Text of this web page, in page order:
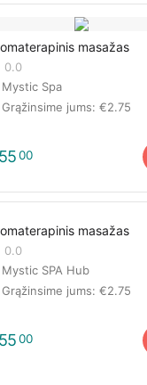
masažas
0.0
Mystic Spa
Grąžinsime jums: €2.75
5500
masažas
0.0
Mystic SPA Hub
Grąžinsime jums: €2.75
5500